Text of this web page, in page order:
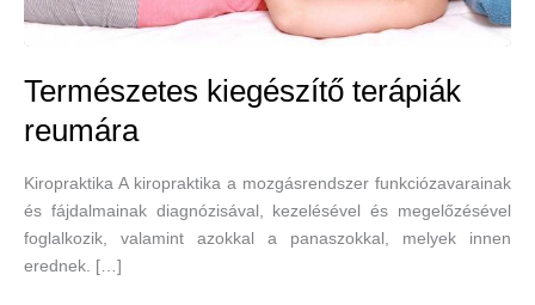
Természetes kiegészítő terápiák
reumára
Kiropraktika A kiropraktika a mozgásrendszer funkciózavarainak
és fájdalmainak diagnózisával, kezelésével és megelőzésével
foglalkozik, valamint azokkal a panaszokkal, melyek innen
erednek. […]